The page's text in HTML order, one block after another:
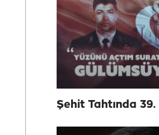
Şehit Tahtında